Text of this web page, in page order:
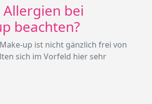
bei
beachten?
up ist nicht gänzlich frei von
sich im Vorfeld hier sehr